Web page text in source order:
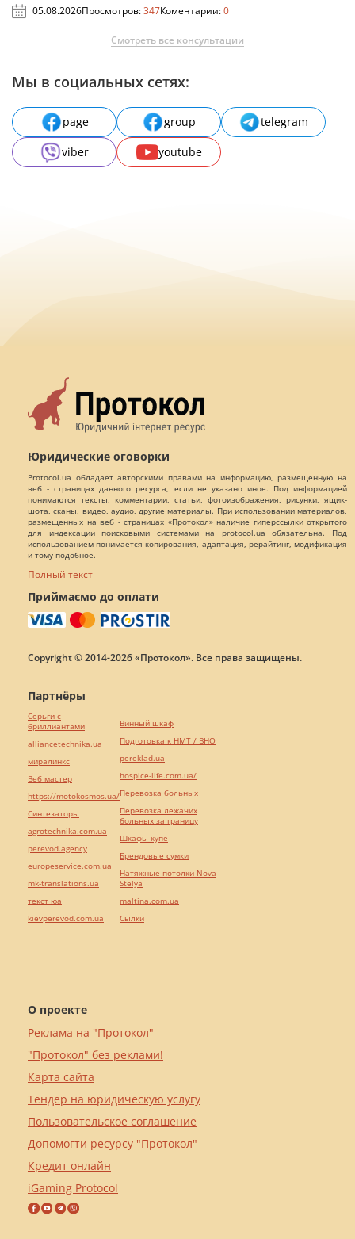
05.08.2026Просмотров:347Коментарии:0
Смотреть все консультации
Мы в социальных сетях:
page group
telegram
viber
youtube
Юридические оговорки
Protocol.ua обладает авторскими правами на информацию, размещенную на
веб - страницах данного ресурса, если не указано иное. Под информацией
понимаются тексты, комментарии, статьи, фотоизображения, рисунки, ящик-
шота, сканы, видео, аудио, другие материалы. При использовании материалов,
размещенных на веб - страницах «Протокол» наличие гиперссылки открытого
для индексации поисковыми системами на protocol.ua обязательна. Под
использованием понимается копирования, адаптация, рерайтинг, модификация
и тому подобное.
Полный текст
Приймаємо до оплати
Copyright © 2014-2026 «Протокол». Все права защищены.
О проекте
Реклама на "Протокол"
"Протокол" без реклами!
Карта сайта
Тендер на юридическую услугу
Пользовательское соглашение
Допомогти ресурсу "Протокол"
Кредит онлайн
iGaming Protocol
Партнёры
Серьги с
бриллиантами
alliancetechnika.ua
миралинкс
Веб мастер
https://motokosmos.ua/
Синтезаторы
agrotechnika.com.ua
perevod.agency
europeservice.com.ua
mk-translations.ua
текст юа
kievperevod.com.ua
Винный шкаф
Подготовка к НМТ / ВНО
pereklad.ua
hospice-life.com.ua/
Перевозка больных
Перевозка лежачих
больных за границу
Шкафы купе
Брендовые сумки
Натяжные потолки Nova
Stelya
maltina.com.ua
Cылки